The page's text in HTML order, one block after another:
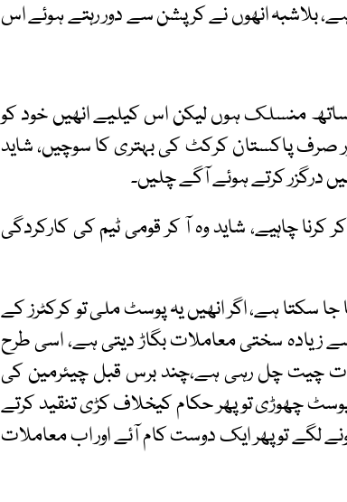
بلاشبہ انھوں نے کرپشن سے دور رہتے ہوئے اس
منسلک ہوں لیکن اس کیلیے انھیں خود کو
اور صرف پاکستان کرکٹ کی بہتری کا سوچیں، شاید
درگزر کرتے ہوئے آگے چلیں۔
چاہیے، شاید وہ آ کر قومی ٹیم کی کارکردگی
سکتا ہے، اگر انھیں یہ پوسٹ ملی تو کرکٹرز کے
سے زیادہ سختی معاملات بگاڑ دیتی ہے، اسی طرح
چیت چل رہی ہے،چند برس قبل چیئرمین کی
چھوڑی تو پھر حکام کیخلاف کڑی تنقید کرتے
لگے تو پھر ایک دوست کام آئے اور اب معاملات